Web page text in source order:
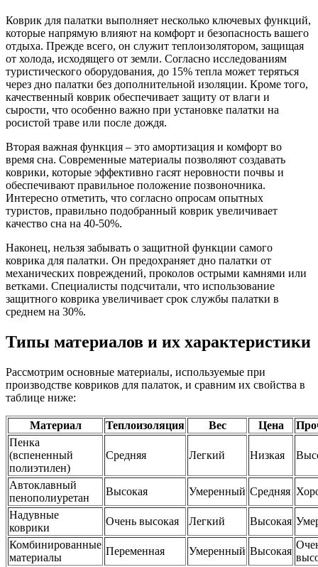
Коврик для палатки выполняет несколько ключевых функций,
которые напрямую влияют на комфорт и безопасность вашего
отдыха. Прежде всего, он служит теплоизолятором, защищая
от холода, исходящего от земли. Согласно исследованиям
туристического оборудования, до 15% тепла может теряться
через дно палатки без дополнительной изоляции. Кроме того,
качественный коврик обеспечивает защиту от влаги и
сырости, что особенно важно при установке палатки на
росистой траве или после дождя.
Вторая важная функция – это амортизация и комфорт во
время сна. Современные материалы позволяют создавать
коврики, которые эффективно гасят неровности почвы и
обеспечивают правильное положение позвоночника.
Интересно отметить, что согласно опросам опытных
туристов, правильно подобранный коврик увеличивает
качество сна на 40-50%.
Наконец, нельзя забывать о защитной функции самого
коврика для палатки. Он предохраняет дно палатки от
механических повреждений, проколов острыми камнями или
ветками. Специалисты подсчитали, что использование
защитного коврика увеличивает срок службы палатки в
среднем на 30%.
Типы материалов и их характеристики
Рассмотрим основные материалы, используемые при
производстве ковриков для палаток, и сравним их свойства в
таблице ниже:
Материал Теплоизоляция Вес Цена
Пенка
(вспененный
полиэтилен)
Средняя Легкий Низкая
Автоклавный
пенополиуретан
Высокая Умеренный Средняя
Надувные
коврики
Очень высокая Легкий Высокая
Комбинированные
материалы
Переменная Умеренный Высокая